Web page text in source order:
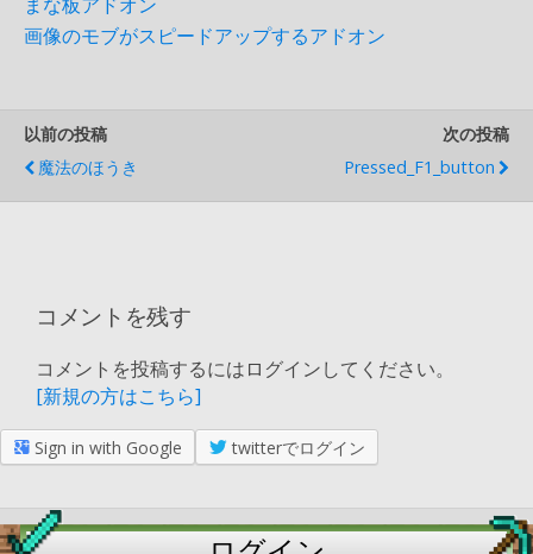
まな板アドオン
画像のモブがスピードアップするアドオン
以前の投稿
魔法のほうき
次の投稿
Pressed_F1_button
コメントを残す
コメントを投稿するにはログインしてください。
[新規の方はこちら]
Sign in with Google twitterでログイン